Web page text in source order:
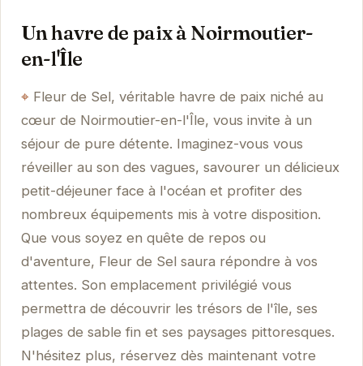
Un havre de paix à Noirmoutier-
en-l'Île
Fleur de Sel, véritable havre de paix niché au
cœur de Noirmoutier-en-l'Île, vous invite à un
séjour de pure détente. Imaginez-vous vous
réveiller au son des vagues, savourer un délicieux
petit-déjeuner face à l'océan et profiter des
nombreux équipements mis à votre disposition.
Que vous soyez en quête de repos ou
d'aventure, Fleur de Sel saura répondre à vos
attentes. Son emplacement privilégié vous
permettra de découvrir les trésors de l'île, ses
plages de sable fin et ses paysages pittoresques.
N'hésitez plus, réservez dès maintenant votre